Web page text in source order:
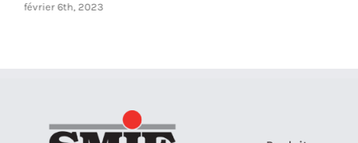
février 6th, 2023